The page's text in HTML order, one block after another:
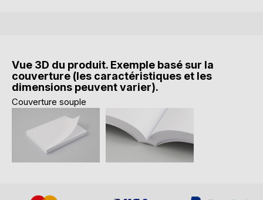
Vue 3D du produit. Exemple basé sur la
couverture (les caractéristiques et les
dimensions peuvent varier).
Couverture souple